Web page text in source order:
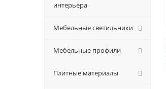
интерьера
Мебельные светильники
Мебельные профили
Плитные материалы